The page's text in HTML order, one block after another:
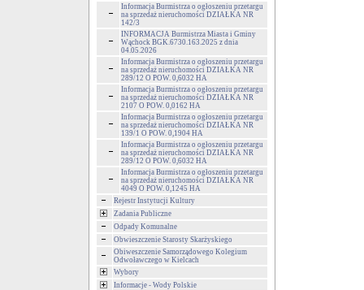
Informacja Burmistrza o ogłoszeniu przetargu
na sprzedaż nieruchomości DZIAŁKA NR
142/3
INFORMACJA Burmistrza Miasta i Gminy
Wąchock BGK.6730.163.2025 z dnia
04.05.2026
Informacja Burmistrza o ogłoszeniu przetargu
na sprzedaż nieruchomości DZIAŁKA NR
289/12 O POW. 0,6032 HA
Informacja Burmistrza o ogłoszeniu przetargu
na sprzedaż nieruchomości DZIAŁKA NR
2107 O POW. 0,0162 HA
Informacja Burmistrza o ogłoszeniu przetargu
na sprzedaż nieruchomości DZIAŁKA NR
139/1 O POW. 0,1904 HA
Informacja Burmistrza o ogłoszeniu przetargu
na sprzedaż nieruchomości DZIAŁKA NR
289/12 O POW. 0,6032 HA
Informacja Burmistrza o ogłoszeniu przetargu
na sprzedaż nieruchomości DZIAŁKA NR
4049 O POW. 0,1245 HA
Rejestr Instytucji Kultury
Zadania Publiczne
Odpady Komunalne
Obwieszczenie Starosty Skarżyskiego
Obiweszczenie Samorządowego Kolegium
Odwoławczego w Kielcach
Wybory
Informacje - Wody Polskie